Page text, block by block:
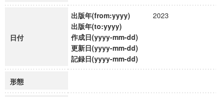
日付
出版年(from:yyyy)
2023
出版年(to:yyyy)
作成日(yyyy-mm-dd)
更新日(yyyy-mm-dd)
記録日(yyyy-mm-dd)
形態